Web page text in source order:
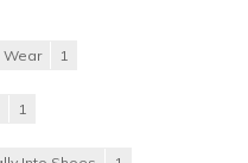
Wear 1
1